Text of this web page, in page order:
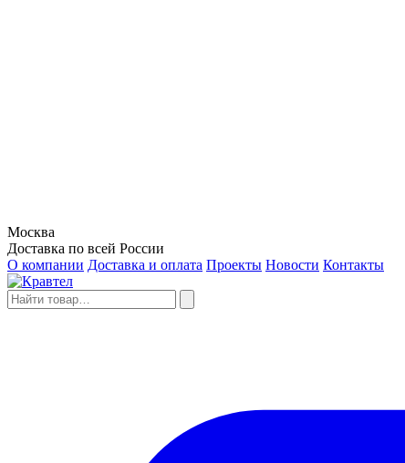
Москва
Доставка по всей России
О компании Доставка и оплата Проекты Новости Контакты